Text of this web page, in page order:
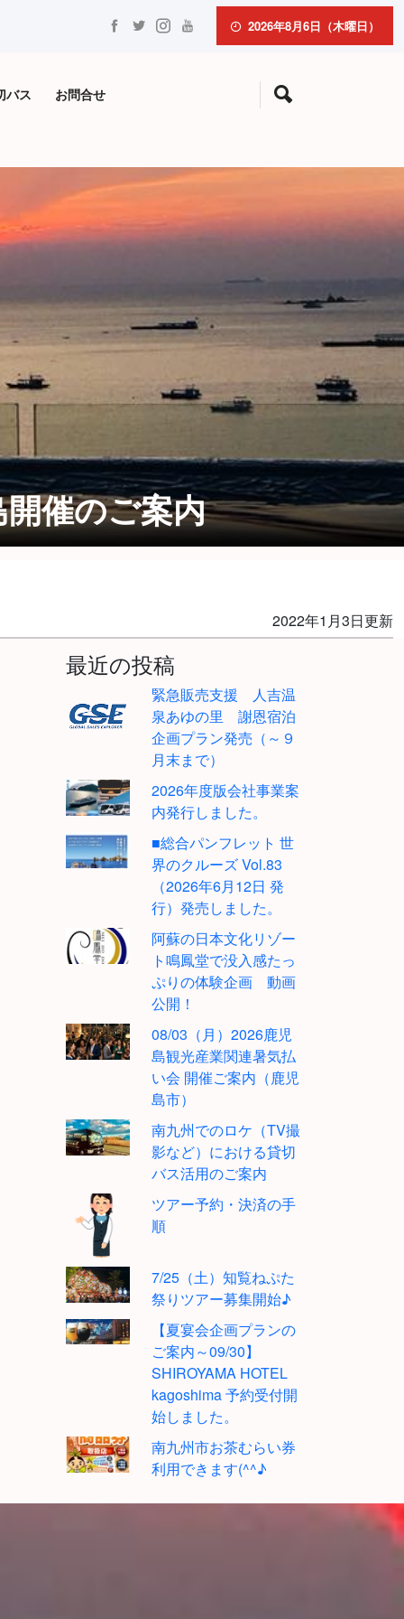
2026年8月6日（木曜日）
バス お問合せ
催のご案内
2022年1月3日更新
最近の投稿
緊急販売支援 人吉温
泉あゆの里 謝恩宿泊
企画プラン発売（～９
月末まで）
2026年度版会社事業案
内発行しました。
■総合パンフレット 世
界のクルーズ Vol.83
（2026年6月12日 発
行）発売しました。
阿蘇の日本文化リゾー
ト鳴鳳堂で没入感たっ
ぷりの体験企画 動画
公開！
08/03（月）2026鹿児
島観光産業関連暑気払
い会 開催ご案内（鹿児
島市）
南九州でのロケ（TV撮
影など）における貸切
バス活用のご案内
ツアー予約・決済の手
順
7/25（土）知覧ねぷた
祭りツアー募集開始♪
【夏宴会企画プランの
ご案内～09/30】
SHIROYAMA HOTEL
kagoshima 予約受付開
始しました。
南九州市お茶むらい券
利用できます(^^♪